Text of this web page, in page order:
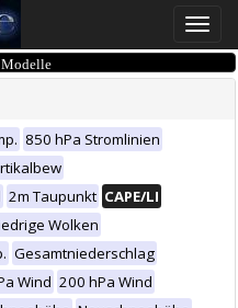
Toggle
850 hPa Stromlinien
2m Taupunkt CAPE/LI
Wolken
Gesamtniederschlag
Wind 200 hPa Wind